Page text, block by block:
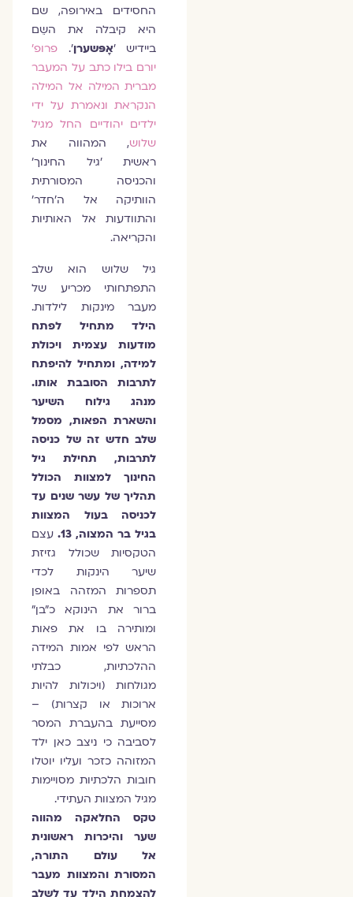
החסידים באירופה, שם
היא קיבלה את השֵם
ביידיש '
אָפּשערן'.
פרופ׳
יורם בילו כתב על המעבר
מברית המילה אל המילה
הנקראת ונאמרת על ידי
ילדים יהודיים החל מגיל
שלוש, המהווה את
ראשית ׳גיל החינוך׳
והכניסה המסורתית
הוותיקה אל ה׳חדר׳
והתוודעות אל האותיות
והקריאה.
גיל שלוש הוא שלב
התפתחותי מכריע של
מעבר מינקות לילדות.
הילד מתחיל לפתח
מודעות עצמית ויכולת
למידה, ומתחיל להיפתח
לתרבות הסובבת אותו.
מנהג גילוח השיער
והשארת הפאות, מסמל
שלב חדש זה של כניסה
לתרבות, תחילת גיל
החינוך למצוות הכולל
תהליך של עשר שנים עד
לכניסה בעול המצוות
בגיל בר המצוה, 13.
עצם
הטקסיות שכולל גזיזת
שיער הינקות לכדי
תספרות המזהה באופן
ברור את הינוקא כ״בן״
ומותירה בו את פאות
הראש לפי אמות המידה
ההלכתיות, כבלתי
מגולחות (ויכולות להיות
ארוכות או קצרות) –
מסייעת בהעברת המסר
לסביבה כי ניצב כאן ילד
המזוהה כזכר ועליו יוטלו
חובות הלכתיות מסויימות
מגיל המצוות העתידי.
טקס החלאקה מהווה
שער והיכרות ראשונית
אל עולם התורה,
המסורת והמצוות מעבר
להצמחת הילד עד לשלב